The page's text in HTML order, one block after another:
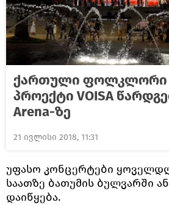
ქართული ფოლკლორი
პროექტი VOISA
Arena-ზე
21 ივლისი 2018, 11:31
უფასო კონცერტები
საათზე ბათუმის ბულვარში
დაიწყება.